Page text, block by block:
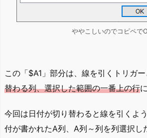
ややこしいのでコピペで
この「$A1」部分は、線を引くトリガ
替わる列、選択した範囲の一番上の行
今回は日付が切り替わると線を引くよ
付が書かれたA列、A列～列を列選択し